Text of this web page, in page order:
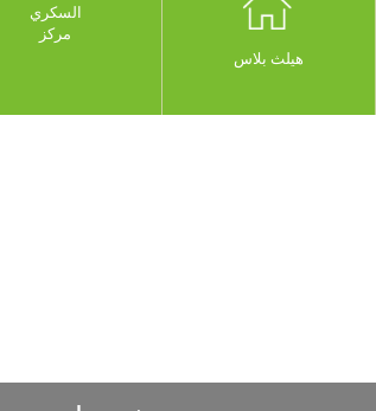
هيلث بلاس
السكري
مركز